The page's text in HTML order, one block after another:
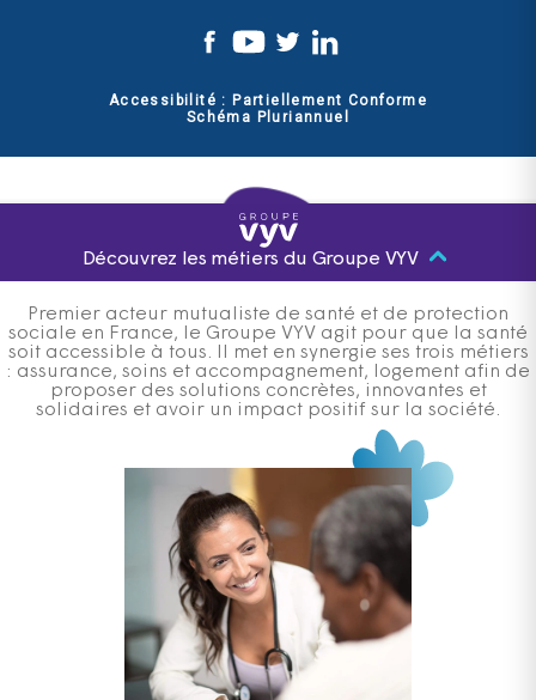
Accessibilité : Partiellement Conforme
Schéma Pluriannuel
Découvrez les métiers du Groupe VYV
Premier acteur mutualiste de santé et de protection
sociale en France, le Groupe VYV agit pour que la santé
soit accessible à tous. Il met en synergie ses trois métiers
: assurance, soins et accompagnement, logement afin de
proposer des solutions concrètes, innovantes et
solidaires et avoir un impact positif sur la société.